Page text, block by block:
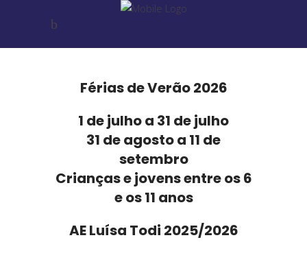
Férias de Verão 2026
1 de julho a 31 de julho
31 de agosto a 11 de
setembro
Crianças e jovens entre os 6
e os 11 anos
AE Luísa Todi 2025/2026